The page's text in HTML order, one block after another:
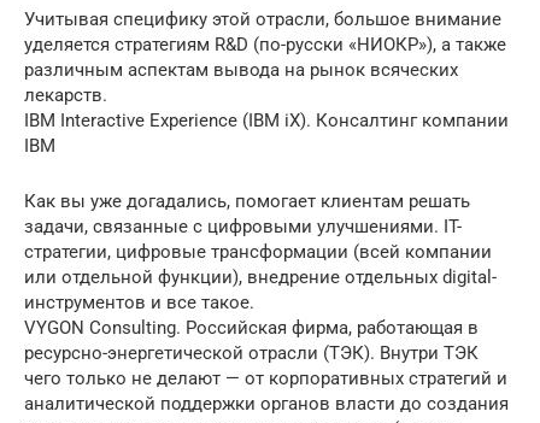
Учитывая специфику этой отрасли, большое внимание
уделяется стратегиям R&D (по-русски «НИОКР»), а также
различным аспектам вывода на рынок всяческих
лекарств.
IBM Interactive Experience (IBM iX). Консалтинг компании
IBM
Как вы уже догадались, помогает клиентам решать
задачи, связанные с цифровыми улучшениями. IT-
стратегии, цифровые трансформации (всей компании
или отдельной функции), внедрение отдельных digital-
инструментов и все такое.
VYGON Consulting. Российская фирма, работающая в
ресурсно-энергетической отрасли (ТЭК). Внутри ТЭК
чего только не делают — от корпоративных стратегий и
аналитической поддержки органов власти до создания